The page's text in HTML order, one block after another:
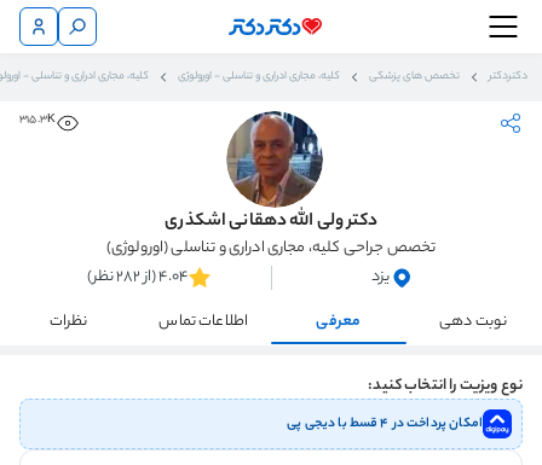
دکتردکتر تخصص های پزشکی کلیه، مجاری ادراری و تناسلی - اورولوژی کلیه، مجاری ادراری و تناسلی -
315.3K
دکتر ولی الله دهقانی اشکذری
تخصص جراحی کلیه، مجاری ادراری و تناسلی (اورولوژی)
یزد
4.04 (از 282 نظر)
نوبت دهی
معرفی اطلاعات تماس نظرات
نوع ویزیت را انتخاب کنید:
امکان پرداخت در ۴ قسط با دیجی پی